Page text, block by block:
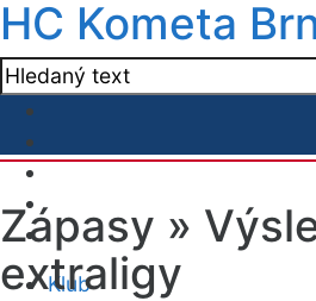
HC Kometa
Klub
Zápasy »
extraligy